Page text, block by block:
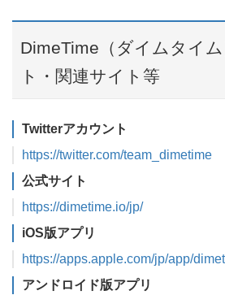
DimeTime（ダイムタイ
ト・関連サイト等
Twitterアカウント
https://twitter.com/team_dimetime
公式サイト
https://dimetime.io/jp/
iOS版アプリ
https://apps.apple.com/jp/app/
アンドロイド版アプリ